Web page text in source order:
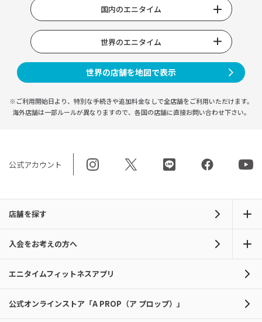
国内のエニタイム
世界のエニタイム
世界の店舗を地図で表示
※ご利用開始日より、特別な手続きや追加料金なしで全店舗をご利用いただけます。
海外店舗は一部ルールが異なりますので、 各国の店舗に直接お問い合わせ下さい。
公式アカウント
店舗を探す
入会をお考えの方へ
エニタイムフィットネスアプリ
公式オンラインストア「A PROP（ア プロップ）」